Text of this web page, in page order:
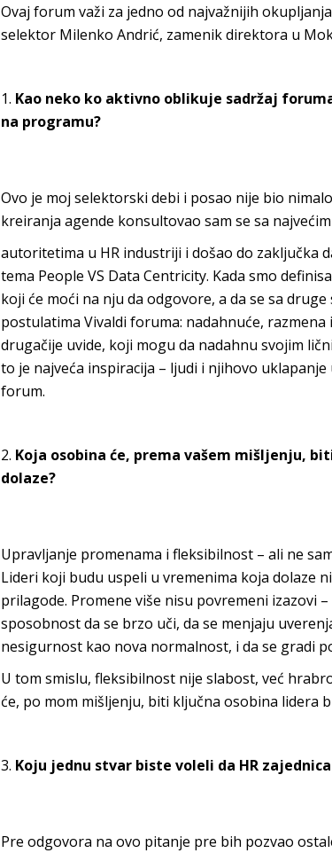
Ovaj forum važi za jedno od najvažnijih
selektor Milenko Andrić, zamenik direktora u
Kao neko ko aktivno oblikuje sadržaj
na programu?
Ovo je moj selektorski debi i posao nije bio
kreiranja agende konsultovao sam se sa najvećim
autoritetima u HR industriji i došao do zaključka
tema People VS Data Centricity. Kada smo
koji će moći na nju da odgovore, a da se sa
postulatima Vivaldi foruma: nadahnuće,
drugačije uvide, koji mogu da nadahnu svojim
to je najveća inspiracija – ljudi i njihovo
forum.
Koja osobina će, prema vašem mišljenju,
dolaze?
Upravljanje promenama i fleksibilnost – ali ne
Lideri koji budu uspeli u vremenima koja dolaze
prilagode. Promene više nisu povremeni izazovi
sposobnost da se brzo uči, da se menjaju
nesigurnost kao nova normalnost, i da se gradi
U tom smislu, fleksibilnost nije slabost, već
će, po mom mišljenju, biti ključna osobina lidera
Koju jednu stvar biste voleli da HR
Pre odgovora na ovo pitanje pre bih pozvao